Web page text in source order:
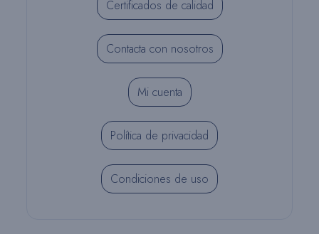
Certificados de calidad
Contacta con nosotros
Mi cuenta
Política de privacidad
Condiciones de uso